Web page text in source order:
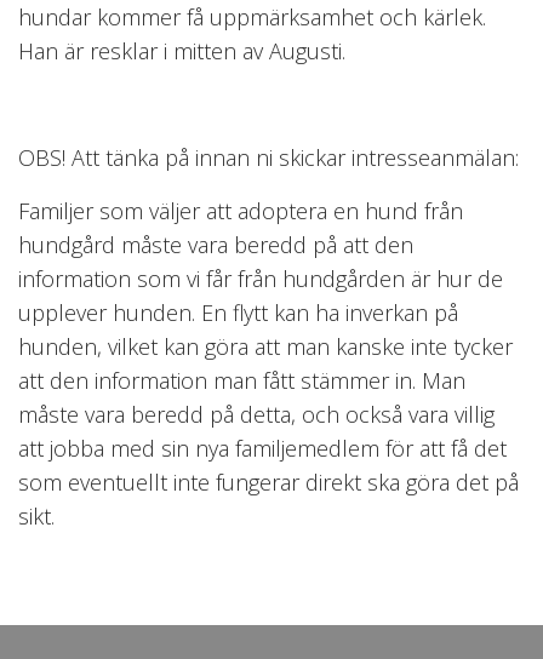
hundar kommer få uppmärksamhet och kärlek.
Han är resklar i mitten av Augusti.
OBS! Att tänka på innan ni skickar intresseanmälan:
Familjer som väljer att adoptera en hund från
hundgård måste vara beredd på att den
information som vi får från hundgården är hur de
upplever hunden. En flytt kan ha inverkan på
hunden, vilket kan göra att man kanske inte tycker
att den information man fått stämmer in. Man
måste vara beredd på detta, och också vara villig
att jobba med sin nya familjemedlem för att få det
som eventuellt inte fungerar direkt ska göra det på
sikt.